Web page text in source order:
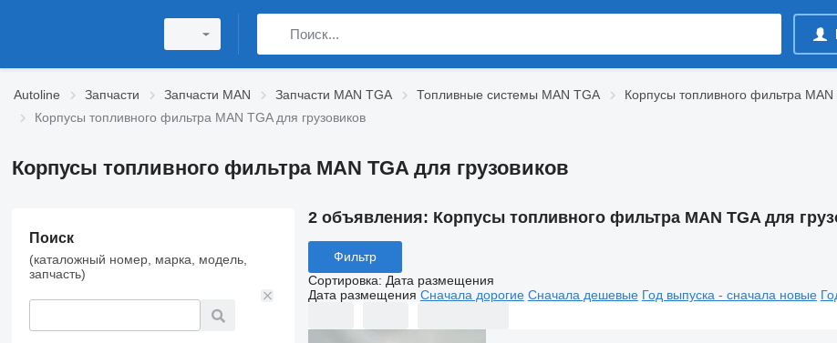
Autoline Запчасти Запчасти MAN Запчасти MAN TGA Топливные системы MAN TGA
Корпусы топливного фильтра MAN
Корпусы топливного фильтра MAN TGA для грузовиков
Корпусы топливного фильтра MAN TGA для грузовиков
Поиск
(каталожный номер, марка, модель,
запчасть)
2 объявления: Корпусы топливного фильтра MAN TGA для
Фильтр
Сортировка: Дата размещения
Дата размещения Сначала дорогие Сначала дешевые Год выпуска - сначала новые